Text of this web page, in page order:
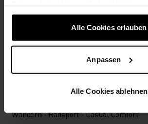
Alle Cookies erlauben
Anpassen
Alle Cookies ablehnen
AKTIVITÄTSNIVEAU
MODERAT
Wandern - Radsport - Casual Comfort